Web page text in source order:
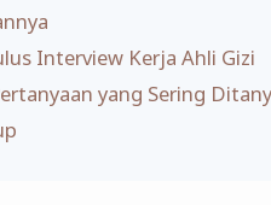
Interview Kerja Ahli Gizi
yang Sering